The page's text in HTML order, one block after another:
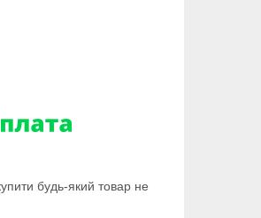
будь-який товар не